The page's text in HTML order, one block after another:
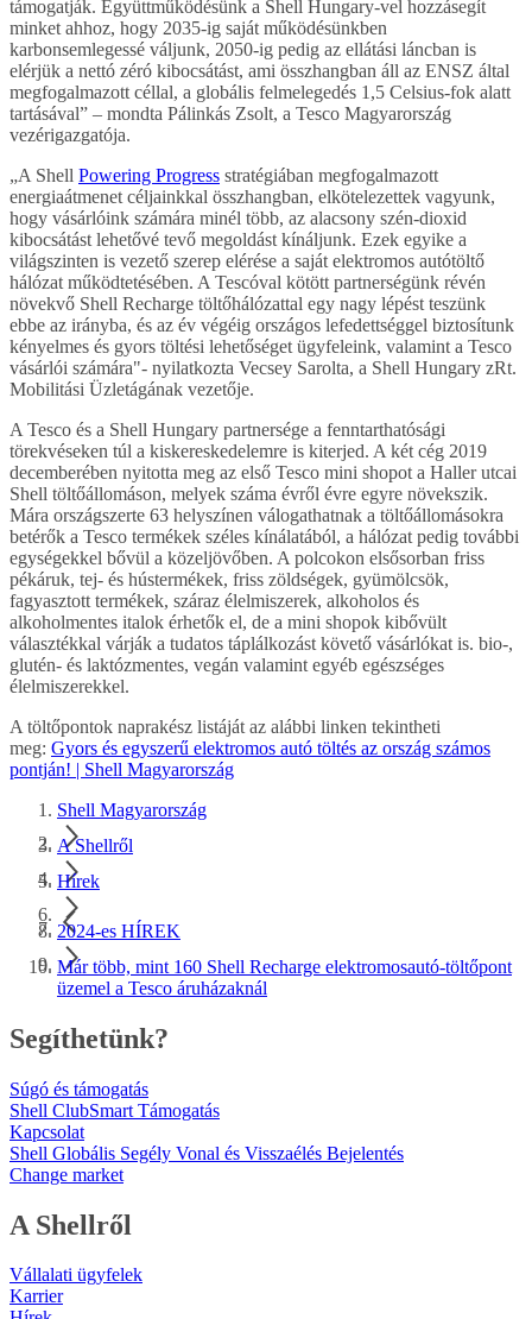
támogatják. Együttműködésünk a Shell Hungary-vel hozzásegít
minket ahhoz, hogy 2035-ig saját működésünkben
karbonsemlegessé váljunk, 2050-ig pedig az ellátási láncban is
elérjük a nettó zéró kibocsátást, ami összhangban áll az ENSZ által
megfogalmazott céllal, a globális felmelegedés 1,5 Celsius-fok alatt
tartásával” – mondta Pálinkás Zsolt, a Tesco Magyarország
vezérigazgatója.
„A Shell Powering Progress stratégiában megfogalmazott
energiaátmenet céljainkkal összhangban, elkötelezettek vagyunk,
hogy vásárlóink számára minél több, az alacsony szén-dioxid
kibocsátást lehetővé tevő megoldást kínáljunk. Ezek egyike a
világszinten is vezető szerep elérése a saját elektromos autótöltő
hálózat működtetésében. A Tescóval kötött partnerségünk révén
növekvő Shell Recharge töltőhálózattal egy nagy lépést teszünk
ebbe az irányba, és az év végéig országos lefedettséggel biztosítunk
kényelmes és gyors töltési lehetőséget ügyfeleink, valamint a Tesco
vásárlói számára"- nyilatkozta Vecsey Sarolta, a Shell Hungary zRt.
Mobilitási Üzletágának vezetője.
A Tesco és a Shell Hungary partnersége a fenntarthatósági
törekvéseken túl a kiskereskedelemre is kiterjed. A két cég 2019
decemberében nyitotta meg az első Tesco mini shopot a Haller utcai
Shell töltőállomáson, melyek száma évről évre egyre növekszik.
Mára országszerte 63 helyszínen válogathatnak a töltőállomásokra
betérők a Tesco termékek széles kínálatából, a hálózat pedig további
egységekkel bővül a közeljövőben. A polcokon elsősorban friss
pékáruk, tej- és hústermékek, friss zöldségek, gyümölcsök,
fagyasztott termékek, száraz élelmiszerek, alkoholos és
alkoholmentes italok érhetők el, de a mini shopok kibővült
választékkal várják a tudatos táplálkozást követő vásárlókat is. bio-,
glutén- és laktózmentes, vegán valamint egyéb egészséges
élelmiszerekkel.
A töltőpontok naprakész listáját az alábbi linken tekintheti
meg: Gyors és egyszerű elektromos autó töltés az ország számos
pontján! | Shell Magyarország
Shell Magyarország
A Shellről
Hírek
2024-es HÍREK
Már több, mint 160 Shell Recharge elektromosautó-töltőpont
üzemel a Tesco áruházaknál
Segíthetünk?
Súgó és támogatás
Shell ClubSmart Támogatás
Kapcsolat
Shell Globális Segély Vonal és Visszaélés Bejelentés
Change market
A Shellről
Vállalati ügyfelek
Karrier